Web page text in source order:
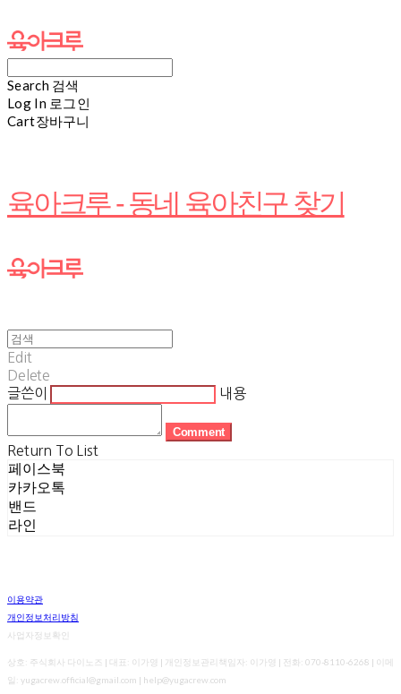
Search 검색
Log In 로그인
Cart장바구니
육아크루 - 동네 육아친구 찾기
Edit
Delete
글쓴이
내용
Comment
Return To List
페이스북
카카오톡
밴드
라인
이용약관
개인정보처리방침
사업자정보확인
상호: 주식회사 다이노즈 | 대표: 이가영 | 개인정보관리책임자: 이가영 | 전화: 070-8110-6268 | 이메
일: yugacrew.official@gmail.com | help@yugacrew.com